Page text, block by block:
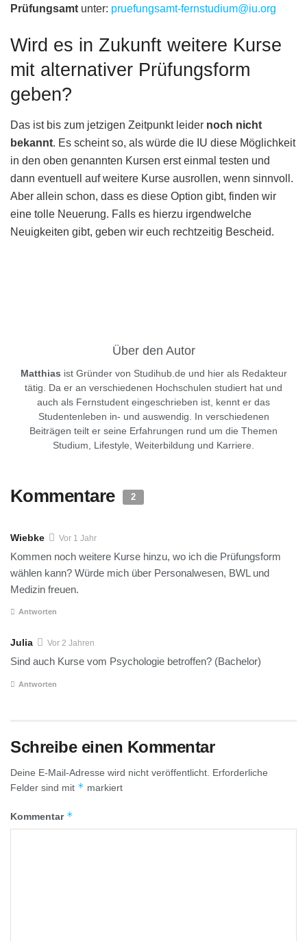
Prüfungsamt unter: pruefungsamt-fernstudium@iu.org
Wird es in Zukunft weitere Kurse
mit alternativer Prüfungsform
geben?
Das ist bis zum jetzigen Zeitpunkt leider noch nicht
bekannt. Es scheint so, als würde die IU diese Möglichkeit
in den oben genannten Kursen erst einmal testen und
dann eventuell auf weitere Kurse ausrollen, wenn sinnvoll.
Aber allein schon, dass es diese Option gibt, finden wir
eine tolle Neuerung. Falls es hierzu irgendwelche
Neuigkeiten gibt, geben wir euch rechtzeitig Bescheid.
Über den Autor
Matthias ist Gründer von Studihub.de und hier als Redakteur
tätig. Da er an verschiedenen Hochschulen studiert hat und
auch als Fernstudent eingeschrieben ist, kennt er das
Studentenleben in- und auswendig. In verschiedenen
Beiträgen teilt er seine Erfahrungen rund um die Themen
Studium, Lifestyle, Weiterbildung und Karriere.
Kommentare 2
Wiebke Vor 1 Jahr
Kommen noch weitere Kurse hinzu, wo ich die Prüfungsform
wählen kann? Würde mich über Personalwesen, BWL und
Medizin freuen.
Antworten
Julia Vor 2 Jahren
Sind auch Kurse vom Psychologie betroffen? (Bachelor)
Antworten
Schreibe einen Kommentar
Deine E-Mail-Adresse wird nicht veröffentlicht. Erforderliche
Felder sind mit * markiert
Kommentar *